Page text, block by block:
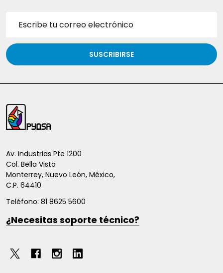
correo
electrónico
SUSCRIBIRSE
Inicio
del
de
página
Av. Industrias Pte 1200
Col. Bella Vista
Monterrey, Nuevo León, México,
C.P. 64410
Teléfono: 81 8625 5600
¿Necesitas soporte técnico?